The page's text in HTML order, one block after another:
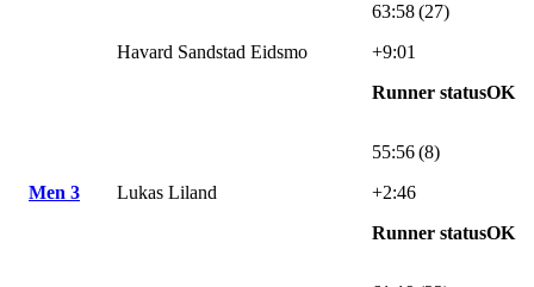
Havard Sandstad Eidsmo
63:58 (27)
+9:01
Runner statusOK
Men 3 Lukas Liland
55:56 (8)
+2:46
Runner statusOK